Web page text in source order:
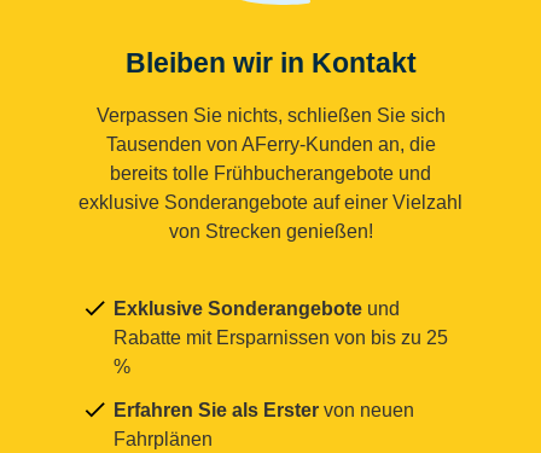
Bleiben wir in Kontakt
Verpassen Sie nichts, schließen Sie sich
Tausenden von AFerry-Kunden an, die
bereits tolle Frühbucherangebote und
exklusive Sonderangebote auf einer Vielzahl
von Strecken genießen!
Exklusive Sonderangebote und
Rabatte mit Ersparnissen von bis zu 25
%
Erfahren Sie als Erster von neuen
Fahrplänen